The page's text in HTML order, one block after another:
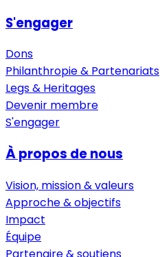
S'engager
Dons
Philanthropie & Partenariats
Legs & Heritages
Devenir membre
S'engager
À propos de nous
Vision, mission & valeurs
Approche & objectifs
Impact
Équipe
Partenaire & soutiens